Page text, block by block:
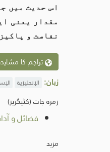
اس حدیث میں
مقدار یعنی
نفاست و
تراجم کا
زبان: الإنجليزية
زمرہ جات (کٹیگریز)
فضائل و
مزید